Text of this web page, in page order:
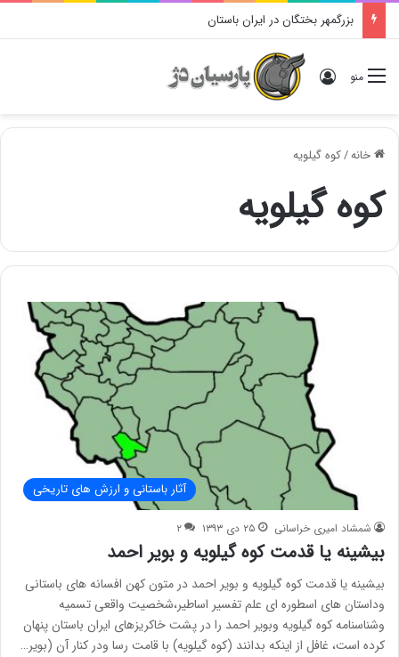
بزرگمهر بختگان در ایران باستان
منو ورود
خانه/کوه گیلویه
کوه گیلویه
آثار باستانی و ارزش های تاریخی
شمشاد امیری خراسانی ۲۵ دی ۱۳۹۳ ۲
بیشینه یا قدمت کوه گیلویه و بویر احمد
بیشینه یا قدمت کوه گیلویه و بویر احمد در متون کهن افسانه های باستانی
وداستان های اسطوره ای علم تفسیر اساطیر،شخصیت واقعی تسمیه
وشناسنامه کوه گیلویه وبویر احمد را در پشت خاکریزهای ایران باستان پنهان
کرده است، غافل از اینکه بدانند (کوه گیلویه) با قامت رسا ودر کنار آن (بویر…